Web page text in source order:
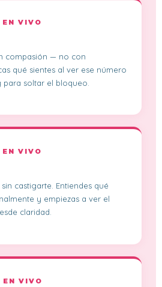
VIVO
compasión — no con
qué sientes al ver ese número
soltar el bloqueo.
VIVO
castigarte. Entiendes qué
y empiezas a ver el
claridad.
VIVO